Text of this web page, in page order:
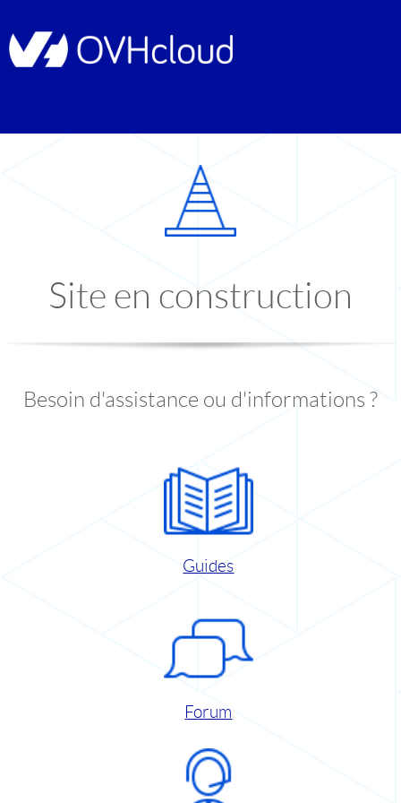
Site en construction
Besoin d'assistance ou d'informations ?
Guides
Forum